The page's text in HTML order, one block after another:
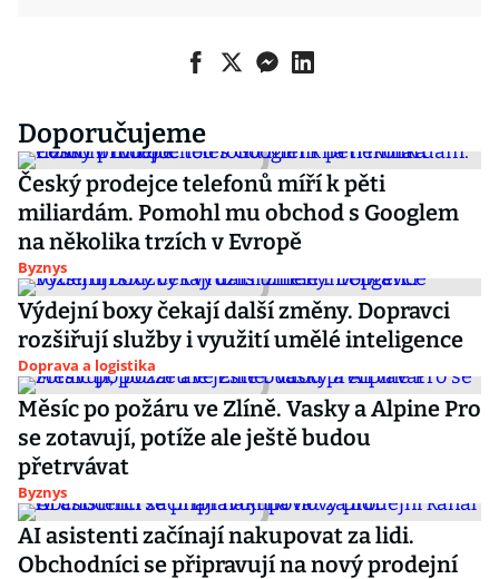
Doporučujeme
Český prodejce telefonů míří k pěti
miliardám. Pomohl mu obchod s Googlem
na několika trzích v Evropě
Byznys
Výdejní boxy čekají další změny. Dopravci
rozšiřují služby i využití umělé inteligence
Doprava a logistika
Měsíc po požáru ve Zlíně. Vasky a Alpine Pro
se zotavují, potíže ale ještě budou
přetrvávat
Byznys
AI asistenti začínají nakupovat za lidi.
Obchodníci se připravují na nový prodejní